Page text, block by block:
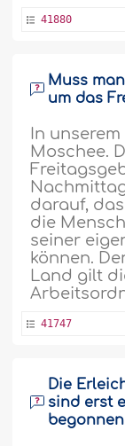
41880
Muss
um das
In
Moschee.
darauf,
die
seiner
können.
Land gilt
41747
Die
sind erst